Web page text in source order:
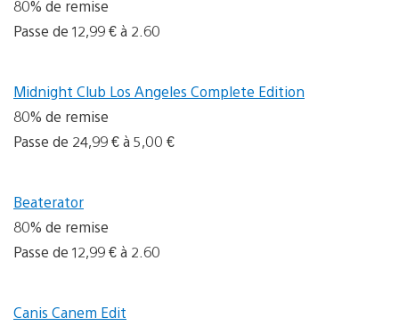
80% de remise
Passe de 12,99 € à 2.60
Midnight Club Los Angeles Complete Edition
80% de remise
Passe de 24,99 € à 5,00 €
Beaterator
80% de remise
Passe de 12,99 € à 2.60
Canis Canem Edit